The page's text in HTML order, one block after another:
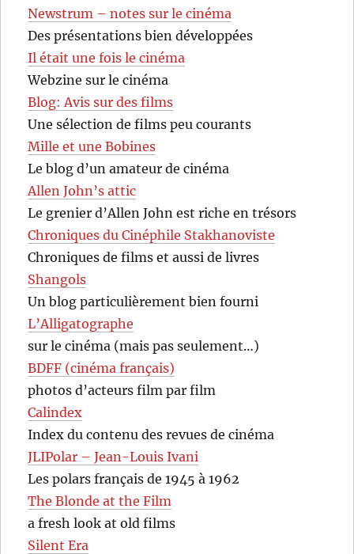
Newstrum – notes sur le cinéma
Des présentations bien développées
Il était une fois le cinéma
Webzine sur le cinéma
Blog: Avis sur des films
Une sélection de films peu courants
Mille et une Bobines
Le blog d’un amateur de cinéma
Allen John’s attic
Le grenier d’Allen John est riche en trésors
Chroniques du Cinéphile Stakhanoviste
Chroniques de films et aussi de livres
Shangols
Un blog particulièrement bien fourni
L’Alligatographe
sur le cinéma (mais pas seulement…)
BDFF (cinéma français)
photos d’acteurs film par film
Calindex
Index du contenu des revues de cinéma
JLIPolar – Jean-Louis Ivani
Les polars français de 1945 à 1962
The Blonde at the Film
a fresh look at old films
Silent Era